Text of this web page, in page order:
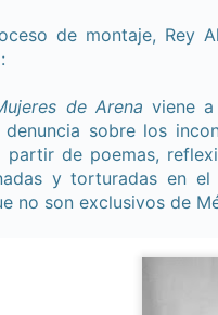
de montaje, Rey
de Arena viene
sobre los
partir de poemas,
y torturadas en
no son exclusivos de
AUG
7
La obra de teatro
“MUJERES DE
ARENA” llega a
Formosa
El próximo domingo 9 de
Échale la culpa